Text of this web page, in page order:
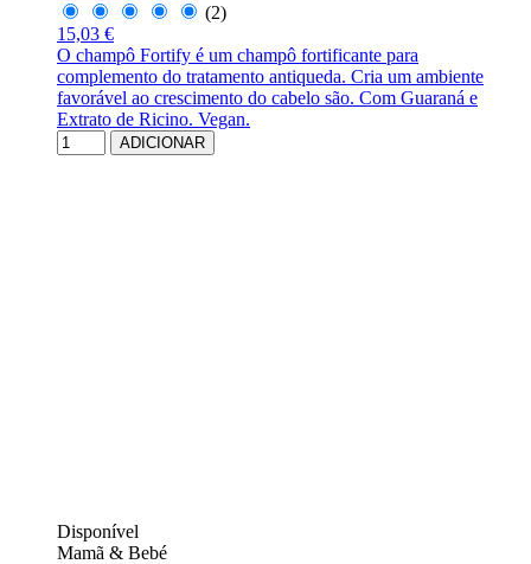
(2)
15,03 €
O champô Fortify é um champô fortificante para
complemento do tratamento antiqueda. Cria um ambiente
favorável ao crescimento do cabelo são. Com Guaraná e
Extrato de Ricino. Vegan.
ADICIONAR
Disponível
Mamã & Bebé